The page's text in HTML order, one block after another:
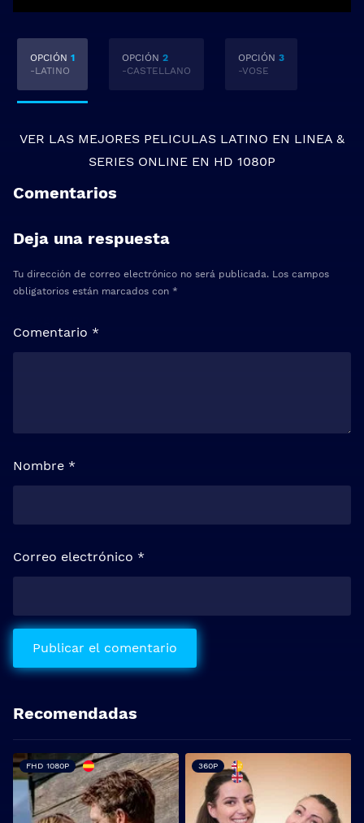
OPCIÓN 1
-LATINO
OPCIÓN 2
-CASTELLANO
OPCIÓN 3
-VOSE
VER LAS MEJORES PELICULAS LATINO EN LINEA &
SERIES ONLINE EN HD 1080P
Comentarios
Deja una respuesta
Tu dirección de correo electrónico no será publicada. Los campos
obligatorios están marcados con *
Comentario *
Nombre *
Correo electrónico *
Recomendadas
FHD 1080P 360P